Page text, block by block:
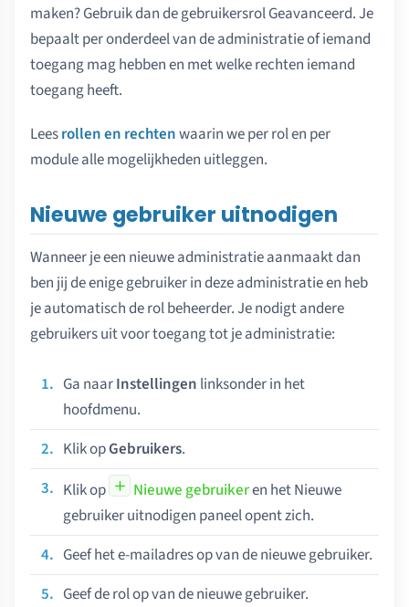
maken? Gebruik dan de gebruikersrol Geavanceerd. Je
bepaalt per onderdeel van de administratie of iemand
toegang mag hebben en met welke rechten iemand
toegang heeft.
Leesrollen en rechtenwaarin we per rol en per
module alle mogelijkheden uitleggen.
Nieuwe gebruiker uitnodigen
Wanneer je een nieuwe administratie aanmaakt dan
ben jij de enige gebruiker in deze administratie en heb
je automatisch de rol beheerder. Je nodigt andere
gebruikers uit voor toegang tot je administratie:
Ga naarInstellingen linksonder in het
hoofdmenu.
Klik opGebruikers.
Klik op
Nieuwe gebruikeren het Nieuwe
gebruiker uitnodigen paneel opent zich.
Geef het e-mailadres op van de nieuwe gebruiker.
Geef de rol op van de nieuwe gebruiker.